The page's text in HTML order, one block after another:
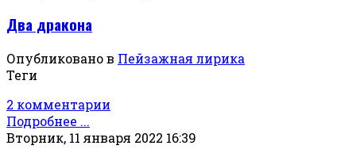
Два дракона
Опубликовано в Пейзажная лирика
Теги
2 комментарии
Подробнее ...
Вторник, 11 января 2022 16:39